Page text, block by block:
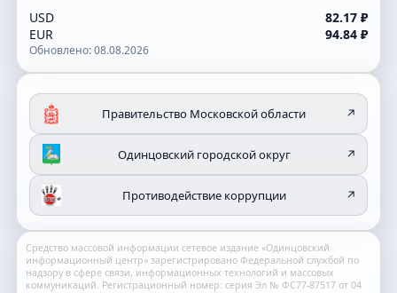
USD
82.17 ₽
EUR
94.84 ₽
Обновлено: 08.08.2026
Правительство Московской области ↗
Одинцовский городской округ ↗
Противодействие коррупции ↗
Средство массовой информации сетевое издание «Одинцовский
информационный центр» зарегистрировано Федеральной службой по
надзору в сфере связи, информационных технологий и массовых
коммуникаций. Регистрационный номер: серия Эл № ФС77-87517 от 04